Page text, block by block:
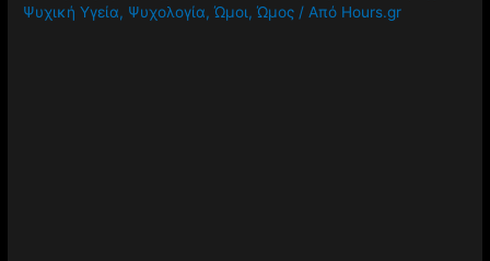
Ψυχική Υγεία, Ψυχολογία,Ώμοι,Ώμος / Από Hours.gr